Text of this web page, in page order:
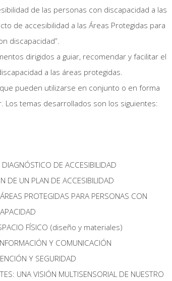
de las personas con discapacidad a las
de accesibilidad a las Áreas Protegidas para
discapacidad”.
dirigidos a guiar, recomendar y facilitar el
a las áreas protegidas.
pueden utilizarse en conjunto o en forma
Los temas desarrollados son los siguientes:
DE ACCESIBILIDAD
DE UN PLAN DE ACCESIBILIDAD
PROTEGIDAS PARA PERSONAS CON
FÍSICO (diseño y materiales)
Y COMUNICACIÓN
Y SEGURIDAD
UNA VISIÓN MULTISENSORIAL DE NUESTRO